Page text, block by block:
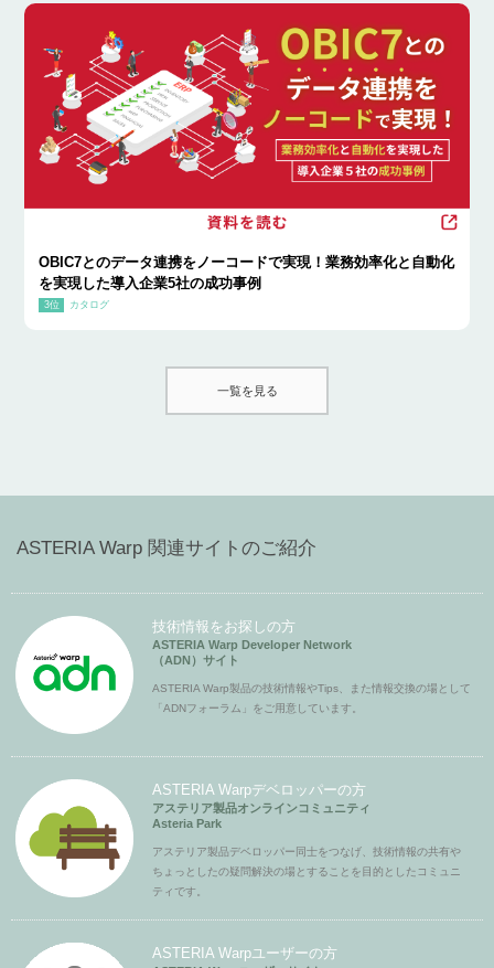
OBIC7とのデータ連携をノーコードで実現！業務効率化と自動化
を実現した導入企業5社の成功事例
カタログ
一覧を見る
ASTERIA Warp 関連サイトのご紹介
技術情報をお探しの方
ASTERIA Warp Developer Network
（ADN）サイト
ASTERIA Warp製品の技術情報やTips、また情報交換の場として
「ADNフォーラム」をご用意しています。
ASTERIA Warpデベロッパーの方
アステリア製品オンラインコミュニティ
Asteria Park
アステリア製品デベロッパー同士をつなげ、技術情報の共有や
ちょっとしたの疑問解決の場とすることを目的としたコミュニ
ティです。
ASTERIA Warpユーザーの方